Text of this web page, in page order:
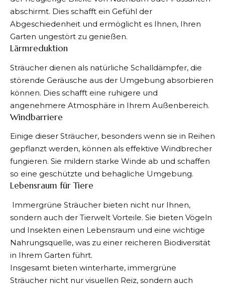
abschirmt. Dies schafft ein Gefühl der
Abgeschiedenheit und ermöglicht es Ihnen, Ihren
Garten ungestört zu genießen.
Lärmreduktion
Sträucher dienen als natürliche Schalldämpfer, die
störende Geräusche aus der Umgebung absorbieren
können. Dies schafft eine ruhigere und
angenehmere Atmosphäre in Ihrem Außenbereich.
Windbarriere
Einige dieser Sträucher, besonders wenn sie in Reihen
gepflanzt werden, können als effektive Windbrecher
fungieren. Sie mildern starke Winde ab und schaffen
so eine geschützte und behagliche Umgebung.
Lebensraum für Tiere
Immergrüne Sträucher bieten nicht nur Ihnen,
sondern auch der Tierwelt Vorteile. Sie bieten Vögeln
und Insekten einen Lebensraum und eine wichtige
Nahrungsquelle, was zu einer reicheren Biodiversität
in Ihrem Garten führt.
Insgesamt bieten winterharte, immergrüne
Sträucher nicht nur visuellen Reiz, sondern auch